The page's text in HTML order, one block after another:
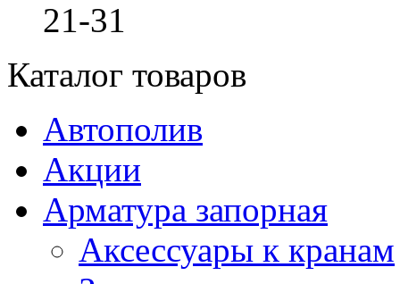
21-31
Каталог товаров
Автополив
Акции
Арматура запорная
Аксессуары к кранам